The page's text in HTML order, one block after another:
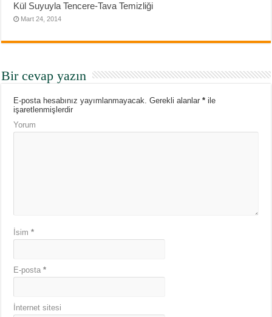
Kül Suyuyla Tencere-Tava Temizliği
Mart 24, 2014
Bir cevap yazın
E-posta hesabınız yayımlanmayacak. Gerekli alanlar* ile
işaretlenmişlerdir
Yorum
İsim*
E-posta*
İnternet sitesi